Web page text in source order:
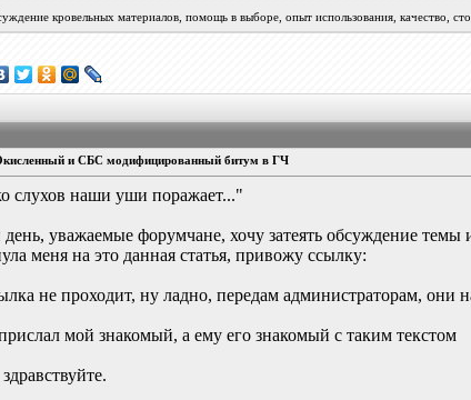
кровельных материалов, помощь в выборе, опыт использования, качество,
и СБС модифицированный битум в ГЧ
слухов наши уши поражает..."
уважаемые форумчане, хочу затеять обсуждение
меня на это данная статья, привожу ссылку:
не проходит, ну ладно, передам администраторам, они
мой знакомый, а ему его знакомый с таким текстом